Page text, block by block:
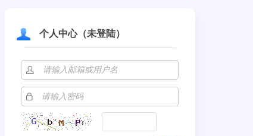
个人中心（未登陆）